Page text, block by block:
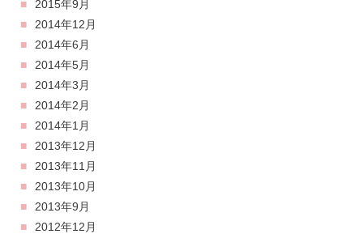
2015年9月
2014年12月
2014年6月
2014年5月
2014年3月
2014年2月
2014年1月
2013年12月
2013年11月
2013年10月
2013年9月
2012年12月